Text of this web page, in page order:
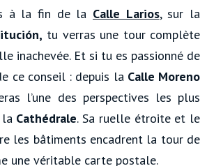
à la fin de la Calle Larios, sur la
tu verras une tour complète
inachevée. Et si tu es passionné de
ce conseil : depuis la Calle Moreno
l’une des perspectives les plus
la Cathédrale. Sa ruelle étroite et le
les bâtiments encadrent la tour de
une véritable carte postale.